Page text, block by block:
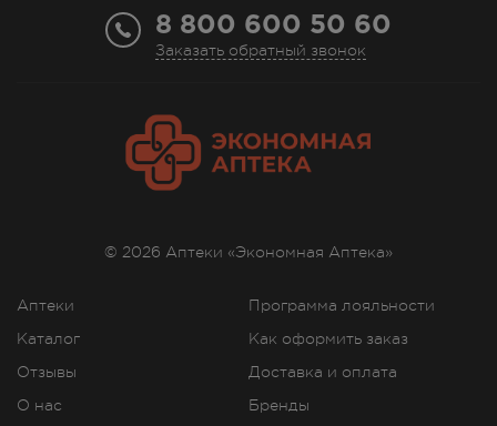
8 800 600 50 60
Заказать обратный звонок
Аптеки
Каталог
Отзывы
О нас
Программа лояльности
Как оформить заказ
Доставка и оплата
Бренды
© 2026 Аптеки «Экономная Аптека»